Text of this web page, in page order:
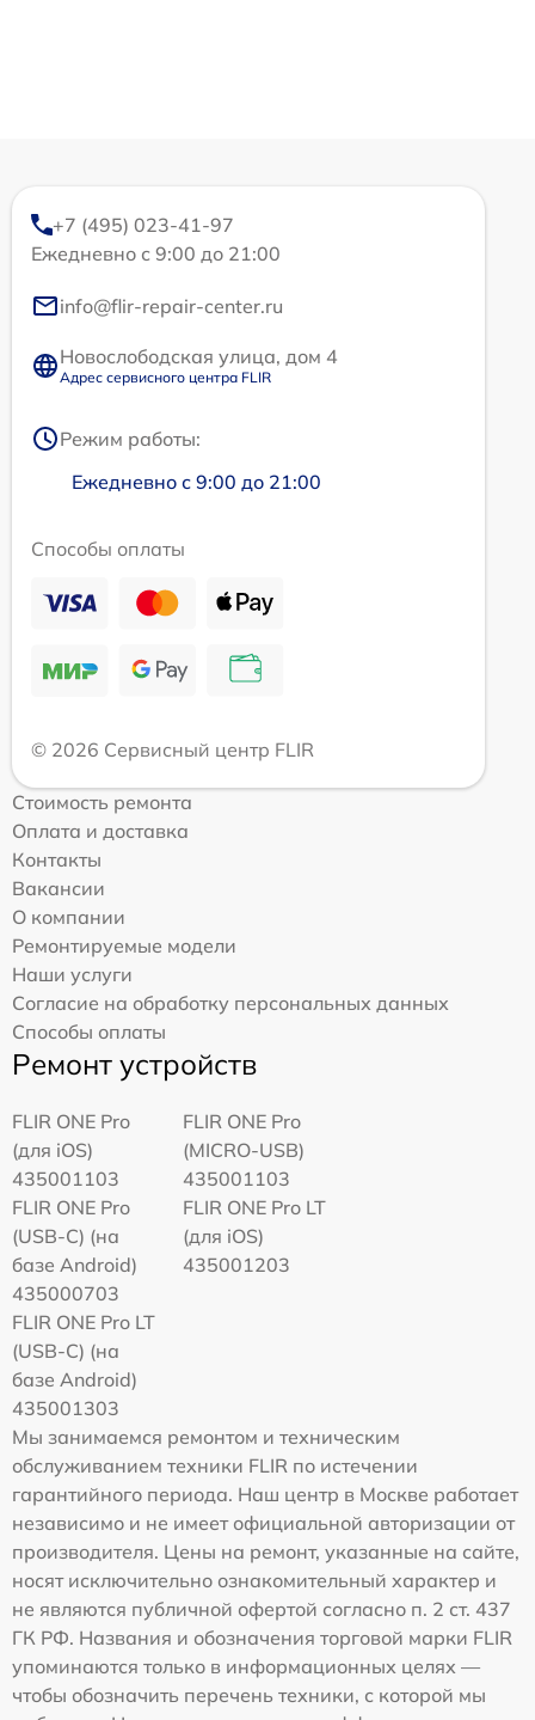
+7 (495) 023-41-97
Ежедневно с 9:00 до 21:00
info@flir-repair-center.ru
Новослободская улица, дом 4
Адрес сервисного центра FLIR
Режим работы:
Ежедневно с 9:00 до 21:00
Способы оплаты
© 2026 Сервисный центр FLIR
Стоимость ремонта
Оплата и доставка
Контакты
Вакансии
О компании
Ремонтируемые модели
Наши услуги
Согласие на обработку персональных данных
Способы оплаты
Ремонт устройств
FLIR ONE Pro
(для iOS)
435001103
FLIR ONE Pro
(MICRO-USB)
435001103
FLIR ONE Pro
(USB-C) (на
базе Android)
435000703
FLIR ONE Pro LT
(для iOS)
435001203
FLIR ONE Pro LT
(USB-C) (на
базе Android)
435001303
Мы занимаемся ремонтом и техническим
обслуживанием техники FLIR по истечении
гарантийного периода. Наш центр в Москве работает
независимо и не имеет официальной авторизации от
производителя. Цены на ремонт, указанные на сайте,
носят исключительно ознакомительный характер и
не являются публичной офертой согласно п. 2 ст. 437
ГК РФ. Названия и обозначения торговой марки FLIR
упоминаются только в информационных целях —
чтобы обозначить перечень техники, с которой мы